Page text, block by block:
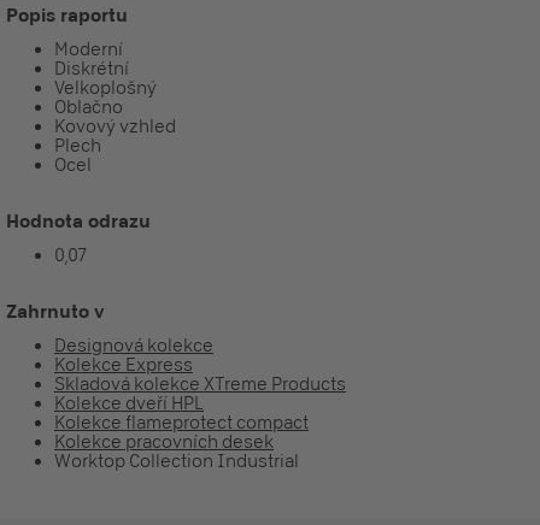
Popis raportu
Moderní
Diskrétní
Velkoplošný
Oblačno
Kovový vzhled
Plech
Ocel
Hodnota odrazu
0,07
Zahrnuto v
Designová kolekce
Kolekce Express
Skladová kolekce XTreme Products
Kolekce dveří HPL
Kolekce flameprotect compact
Kolekce pracovních desek
Worktop Collection Industrial